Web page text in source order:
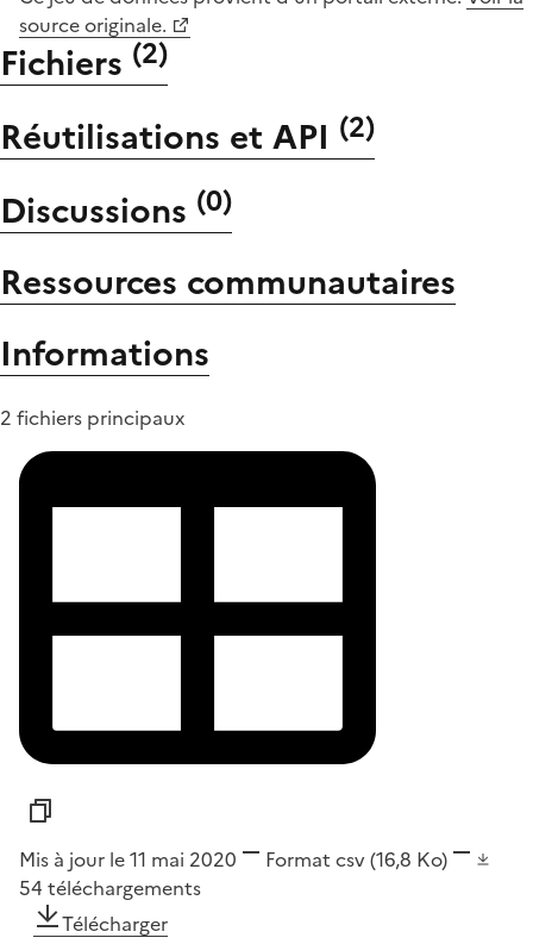
source originale.
Fichiers (2)
Réutilisations et API (2)
Discussions (0)
Ressources communautaires
Informations
2 fichiers principaux
Mis à jour le 11 mai 2020 Format csv(16,8 Ko)
54 téléchargements
Télécharger